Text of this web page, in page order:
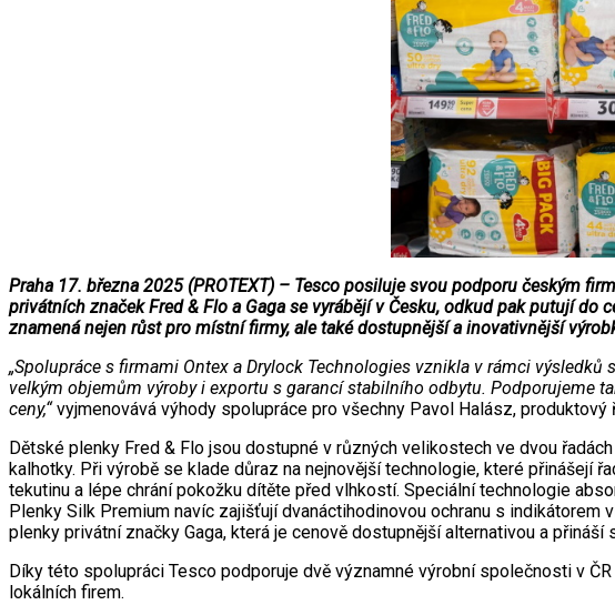
Praha 17. března 2025 (PROTEXT) – Tesco posiluje svou podporu českým
privátních značek Fred & Flo a Gaga se vyrábějí v Česku, odkud pak putují
znamená nejen růst pro místní firmy, ale také dostupnější a inovativnější
„Spolupráce s firmami Ontex a Drylock Technologies vznikla v rámci
velkým objemům výroby i exportu s garancí stabilního odbytu. Podporujeme
ceny,“ vyjmenovává výhody spolupráce pro všechny Pavol Halász, produktový
Dětské plenky Fred & Flo jsou dostupné v různých velikostech ve dvou
kalhotky. Při výrobě se klade důraz na nejnovější technologie, které přinášejí
tekutinu a lépe chrání pokožku dítěte před vlhkostí. Speciální technologie
Plenky Silk Premium navíc zajišťují dvanáctihodinovou ochranu s
plenky privátní značky Gaga, která je cenově dostupnější alternativou a přináší
Díky této spolupráci Tesco podporuje dvě významné výrobní společnosti v
lokálních firem.